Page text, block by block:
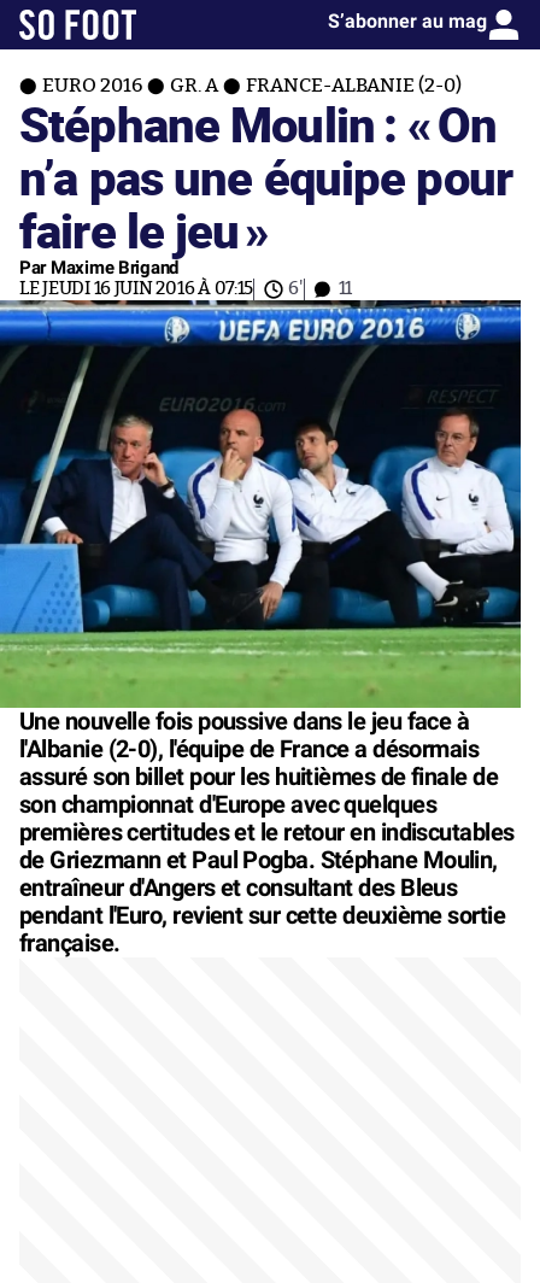
S’abonner au mag
EURO 2016 GR. A FRANCE-ALBANIE (2-0)
Stéphane Moulin : «On
n’a pas une équipe pour
faire le jeu»
Par Maxime Brigand
LE JEUDI 16 JUIN 2016 À 07:15 6' 11
Une nouvelle fois poussive dans le jeu face à
l'Albanie (2-0), l'équipe de France a désormais
assuré son billet pour les huitièmes de finale de
son championnat d'Europe avec quelques
premières certitudes et le retour en indiscutables
de Griezmann et Paul Pogba. Stéphane Moulin,
entraîneur d'Angers et consultant des Bleus
pendant l'Euro, revient sur cette deuxième sortie
française.